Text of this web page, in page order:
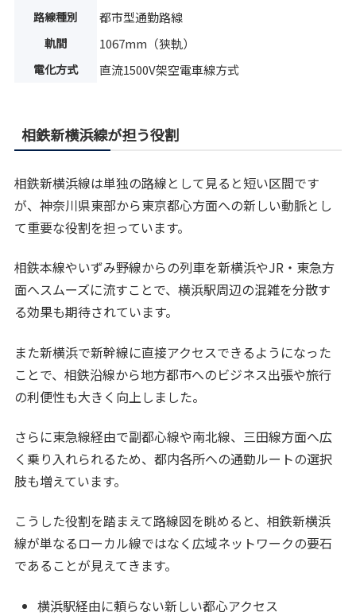
路線種別 都市型通勤路線
軌間 1067mm（狭軌）
電化方式 直流1500V架空電車線方式
相鉄新横浜線が担う役割
相鉄新横浜線は単独の路線として見ると短い区間です
が、神奈川県東部から東京都心方面への新しい動脈とし
て重要な役割を担っています。
相鉄本線やいずみ野線からの列車を新横浜やJR・東急方
面へスムーズに流すことで、横浜駅周辺の混雑を分散す
る効果も期待されています。
また新横浜で新幹線に直接アクセスできるようになった
ことで、相鉄沿線から地方都市へのビジネス出張や旅行
の利便性も大きく向上しました。
さらに東急線経由で副都心線や南北線、三田線方面へ広
く乗り入れられるため、都内各所への通勤ルートの選択
肢も増えています。
こうした役割を踏まえて路線図を眺めると、相鉄新横浜
線が単なるローカル線ではなく広域ネットワークの要石
であることが見えてきます。
横浜駅経由に頼らない新しい都心アクセス